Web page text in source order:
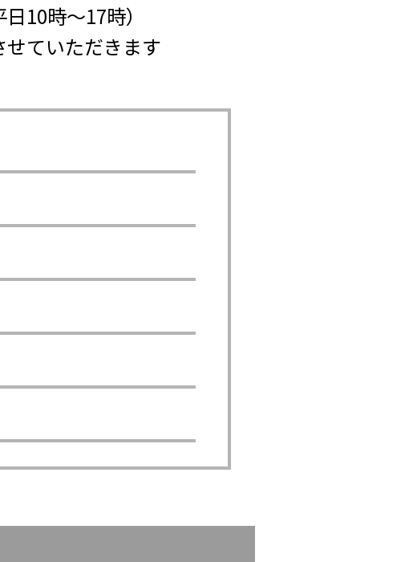
10時～17時）
ていただきます